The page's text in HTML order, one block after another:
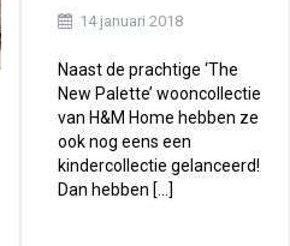
14 januari 2018
Naast de prachtige ‘The
New Palette’ wooncollectie
van H&M Home hebben ze
ook nog eens een
kindercollectie gelanceerd!
Dan hebben […]